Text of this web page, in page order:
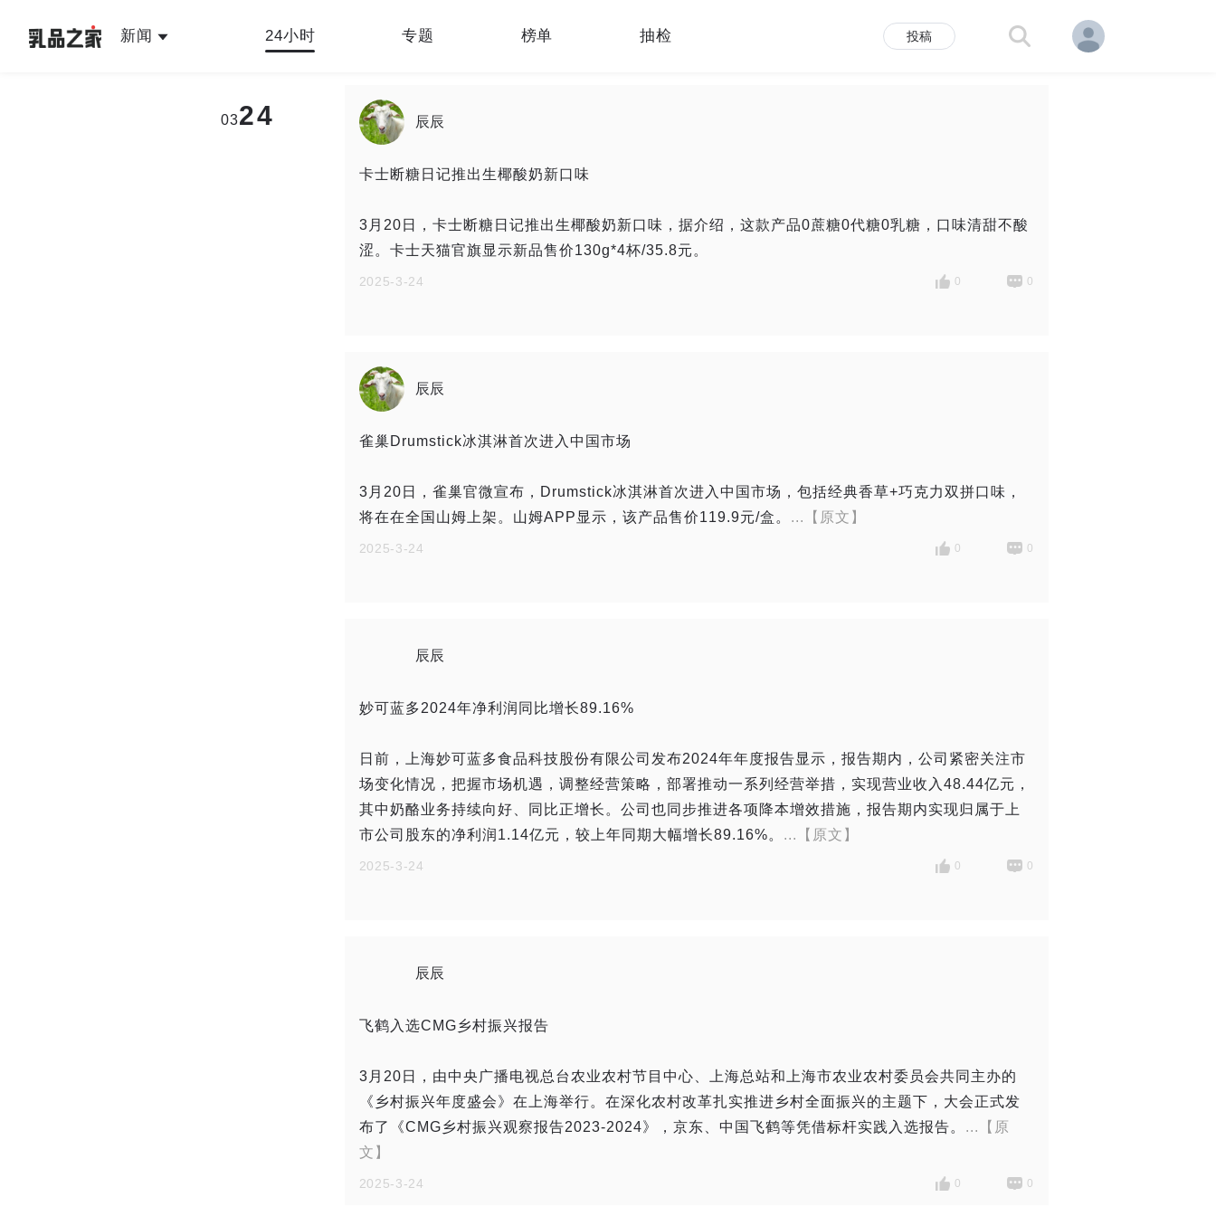
新闻
乳品之家编辑中心
24小时 专题 榜单 抽检 投稿
0324 辰辰
卡士断糖日记推出生椰酸奶新口味
3月20日，卡士断糖日记推出生椰酸奶新口味，据介绍，这款产品0蔗糖0代糖0乳糖，口味清甜不酸
涩。卡士天猫官旗显示新品售价130g*4杯/35.8元。
2025-3-24 0 0
辰辰
雀巢Drumstick冰淇淋首次进入中国市场
3月20日，雀巢官微宣布，Drumstick冰淇淋首次进入中国市场，包括经典香草+巧克力双拼口味，
将在在全国山姆上架。山姆APP显示，该产品售价119.9元/盒。 ...【原文】
2025-3-24 0 0
辰辰
妙可蓝多2024年净利润同比增长89.16%
日前，上海妙可蓝多食品科技股份有限公司发布2024年年度报告显示，报告期内，公司紧密关注市
场变化情况，把握市场机遇，调整经营策略，部署推动一系列经营举措，实现营业收入48.44亿元，
其中奶酪业务持续向好、同比正增长。公司也同步推进各项降本增效措施，报告期内实现归属于上
市公司股东的净利润1.14亿元，较上年同期大幅增长89.16%。 ...【原文】
2025-3-24 0 0
辰辰
飞鹤入选CMG乡村振兴报告
3月20日，由中央广播电视总台农业农村节目中心、上海总站和上海市农业农村委员会共同主办的
《乡村振兴年度盛会》在上海举行。在深化农村改革扎实推进乡村全面振兴的主题下，大会正式发
布了《CMG乡村振兴观察报告2023-2024》，京东、中国飞鹤等凭借标杆实践入选报告。 ...【原
文】
2025-3-24 0 0